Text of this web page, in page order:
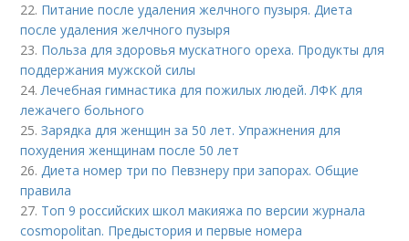
22. Питание после удаления желчного пузыря. Диета
после удаления желчного пузыря
23. Польза для здоровья мускатного ореха. Продукты для
поддержания мужской силы
24.Лечебная гимнастика для пожилых людей. ЛФК для
лежачего больного
25.Зарядка для женщин за 50 лет. Упражнения для
похудения женщинам после 50 лет
26.Диета номер три по Певзнеру при запорах. Общие
правила
27. Топ 9 российских школ макияжа по версии журнала
cosmopolitan. Предыстория и первые номера